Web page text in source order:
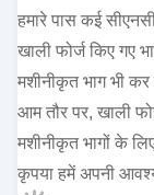
हमारे पास कई
खाली फोर्ज किए गए
मशीनीकृत भाग भी
आम तौर पर, खाली
मशीनीकृत भागों के
कृपया हमें अपनी